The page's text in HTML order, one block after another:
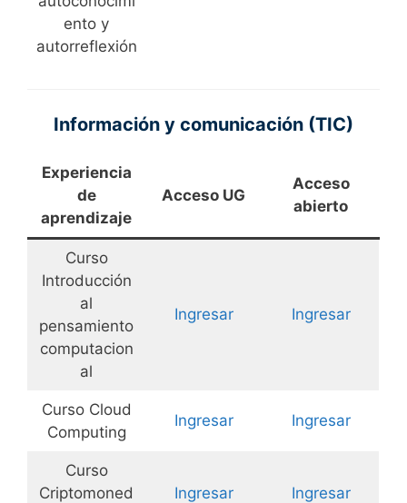
ento y
autorreflexión
Información y comunicación (TIC)
Experiencia
de
aprendizaje
Acceso UG
Acceso
abierto
Curso
Introducción
al
pensamiento
computacion
al
Ingresar Ingresar
Curso Cloud
Computing
Ingresar Ingresar
Curso
Criptomoned
Ingresar Ingresar